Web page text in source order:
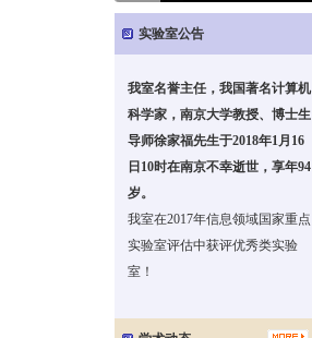
实验室公告
我室名誉主任，我国著名计算机
科学家，南京大学教授、博士生
导师徐家福先生于2018年1月16
日10时在南京不幸逝世，享年94
岁。
我室在2017年信息领域国家重点
实验室评估中获评优秀类实验
室！